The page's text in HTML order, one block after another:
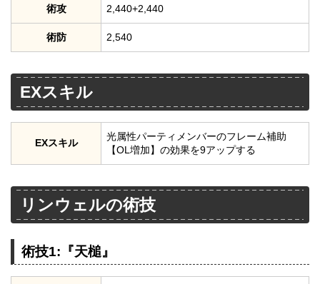
術攻 2,440+2,440
術防 2,540
EXスキル
EXスキル
光属性パーティメンバーのフレーム補助
【OL増加】の効果を9アップする
リンウェルの術技
術技1:『天槌』